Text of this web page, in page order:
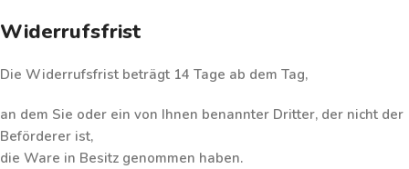
Widerrufsfrist
Die Widerrufsfrist beträgt 14 Tage ab dem Tag,
an dem Sie oder ein von Ihnen benannter Dritter, der nicht der
Beförderer ist,
die Ware in Besitz genommen haben.